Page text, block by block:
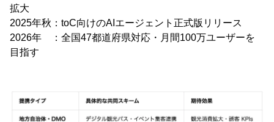
拡大
2025年秋：toC向けのAIエージェント正式版リリース
2026年 ：全国47都道府県対応・月間100万ユーザーを
目指す